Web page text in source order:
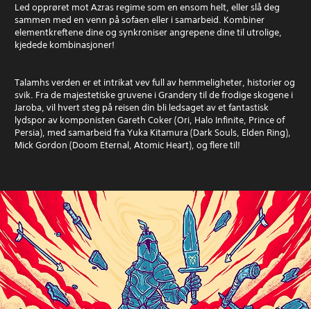
Led opprøret mot Azras regime som en ensom helt, eller slå deg
sammen med en venn på sofaen eller i samarbeid. Kombiner
elementkreftene dine og synkroniser angrepene dine til utrolige,
kjedede kombinasjoner!
Talamhs verden er et intrikat vev full av hemmeligheter, historier og
svik. Fra de majestetiske gruvene i Grandery til de frodige skogene i
Jaroba, vil hvert steg på reisen din bli ledsaget av et fantastisk
lydspor av komponisten Gareth Coker (Ori, Halo Infinite, Prince of
Persia), med samarbeid fra Yuka Kitamura (Dark Souls, Elden Ring),
Mick Gordon (Doom Eternal, Atomic Heart), og flere til!